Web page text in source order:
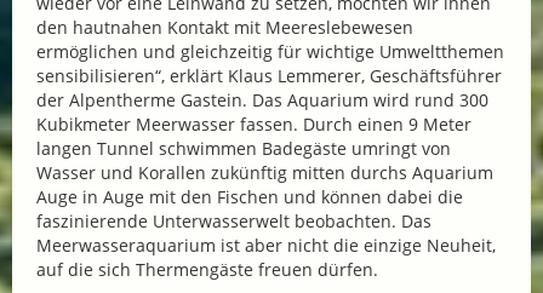
den hautnahen Kontakt mit Meereslebewesen
ermöglichen und gleichzeitig für wichtige Umweltthemen
sensibilisieren“, erklärt Klaus Lemmerer, Geschäftsführer
der Alpentherme Gastein. Das Aquarium wird rund 300
Kubikmeter Meerwasser fassen. Durch einen 9 Meter
langen Tunnel schwimmen Badegäste umringt von
Wasser und Korallen zukünftig mitten durchs Aquarium
Auge in Auge mit den Fischen und können dabei die
faszinierende Unterwasserwelt beobachten. Das
Meerwasseraquarium ist aber nicht die einzige Neuheit,
auf die sich Thermengäste freuen dürfen.